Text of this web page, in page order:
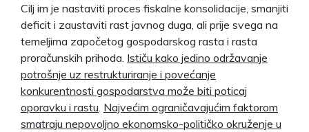
Cilj im je nastaviti proces fiskalne konsolidacije, smanjiti
deficit i zaustaviti rast javnog duga, ali prije svega na
temeljima započetog gospodarskog rasta i rasta
proračunskih prihoda. Ističu kako jedino održavanje
potrošnje uz restrukturiranje i povećanje
konkurentnosti gospodarstva može biti poticaj
oporavku i rastu Najvećim ograničavajućim faktorom
smatraju nepovoljno ekonomsko-političko okruženje u